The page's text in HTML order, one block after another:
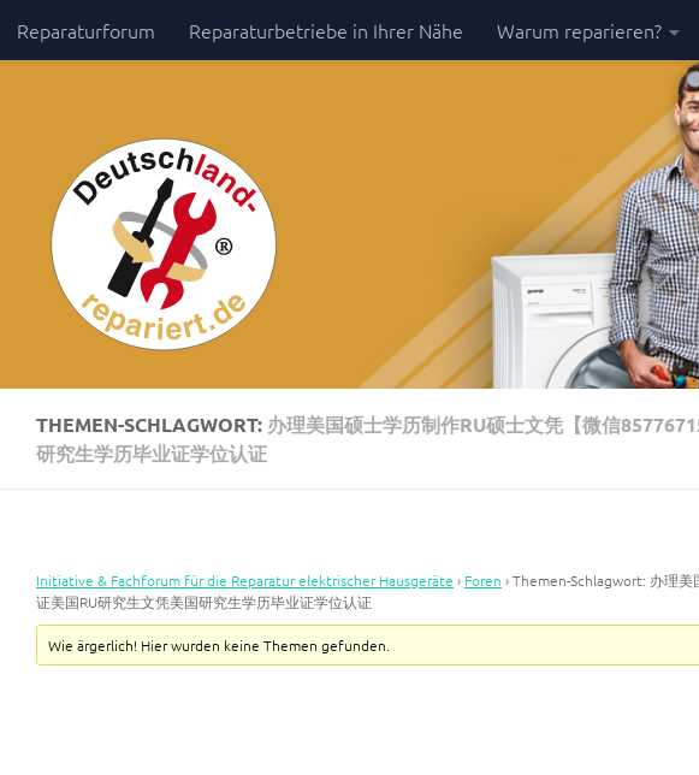
Zum Inhalt springen
Reparaturforum Reparaturbetriebe in Ihrer Nähe Warum reparieren?
THEMEN-SCHLAGWORT: 办理美国硕士学历制作RU硕士文凭【微信
研究生学历毕业证学位认证
Initiative & Fachforum für die Reparatur elektrischer Hausgeräte › Foren ›Themen-Schlagwort: 办理
证美国RU研究生文凭美国研究生学历毕业证学位认证
Wie ärgerlich! Hier wurden keine Themen gefunden.